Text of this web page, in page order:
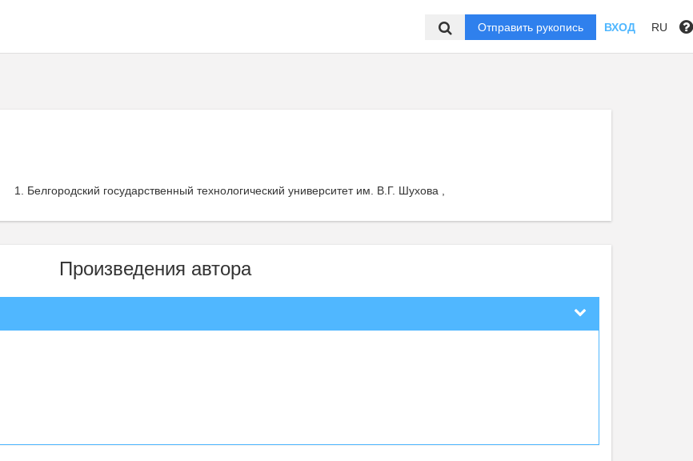
Отправить рукопись ВХОД RU
Белгородский государственный технологический университет им. В.Г. Шухова ,
Произведения автора